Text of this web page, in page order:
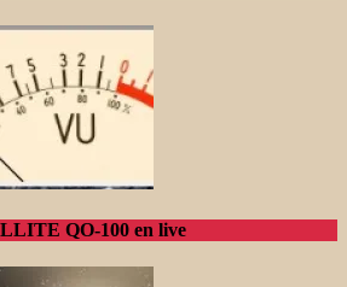
QO-100 en live